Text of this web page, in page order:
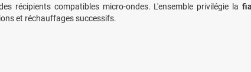
récipients compatibles micro-ondes. L'ensemble privilégie la
et réchauffages successifs.